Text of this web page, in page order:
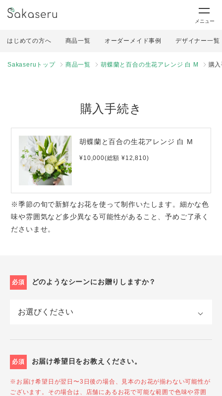
メニュー
はじめての方へ 商品一覧 オーダーメイド事例 デザイナー一覧
Sakaseruトップ 商品一覧 胡蝶蘭と百合の生花アレンジ 白 M 購
購入手続き
胡蝶蘭と百合の生花アレンジ 白 M
¥10,000(総額 ¥12,810)
※季節の旬で新鮮なお花を使って制作いたします。細かな色
味や雰囲気など多少異なる可能性があること、予めご了承く
ださいませ。
必須 どのようなシーンにお贈りしますか？
必須 お届け希望日をお教えください。
※お届け希望日が翌日〜3日後の場合、見本のお花が揃わない可能性が
ございます。その場合は、店舗にあるお花で可能な範囲で色味や雰囲